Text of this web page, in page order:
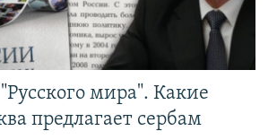
мира". Какие
предлагает сербам